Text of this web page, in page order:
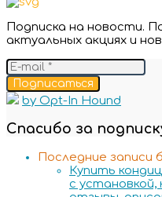
Подписка на новости.
актуальных акциях и
Подписаться
by Opt-In Hound
Спасибо за
Последние записи
Купить
с установкой,